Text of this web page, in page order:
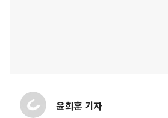
윤희훈 기자